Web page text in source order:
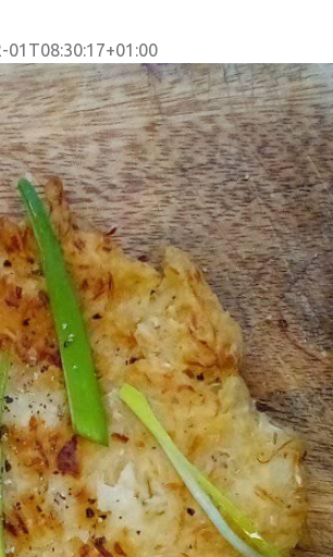
01T08:30:17+01:00